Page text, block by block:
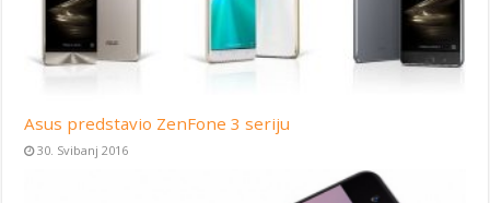
Asus predstavio ZenFone 3 seriju
30. Svibanj 2016